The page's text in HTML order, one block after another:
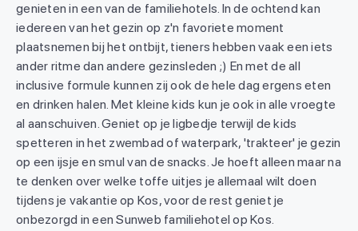
genieten in een van de familiehotels. In de ochtend kan
iedereen van het gezin op z'n favoriete moment
plaatsnemen bij het ontbijt, tieners hebben vaak een iets
ander ritme dan andere gezinsleden ;) En met de all
inclusive formule kunnen zij ook de hele dag ergens eten
en drinken halen. Met kleine kids kun je ook in alle vroegte
al aanschuiven. Geniet op je ligbedje terwijl de kids
spetteren in het zwembad of waterpark, 'trakteer' je gezin
op een ijsje en smul van de snacks. Je hoeft alleen maar na
te denken over welke toffe uitjes je allemaal wilt doen
tijdens je vakantie op Kos, voor de rest geniet je
onbezorgd in een Sunweb familiehotel op Kos.